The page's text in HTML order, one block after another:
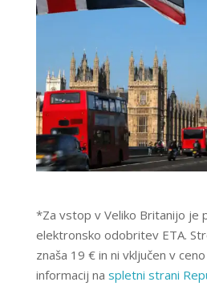
*Za vstop v Veliko Britanijo je
elektronsko odobritev ETA.
znaša 19 € in ni vključen v
informacij na spletni strani